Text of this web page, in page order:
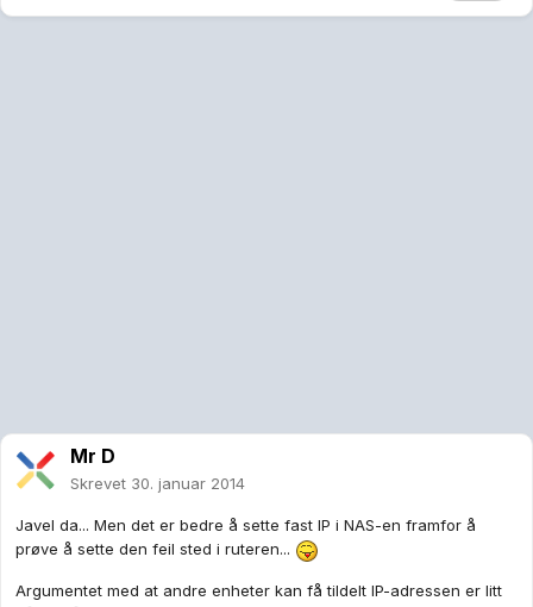
Mr D
Skrevet 30. januar 2014
Javel da... Men det er bedre å sette fast IP i NAS-en framfor å
prøve å sette den feil sted i ruteren...
Argumentet med at andre enheter kan få tildelt IP-adressen er litt